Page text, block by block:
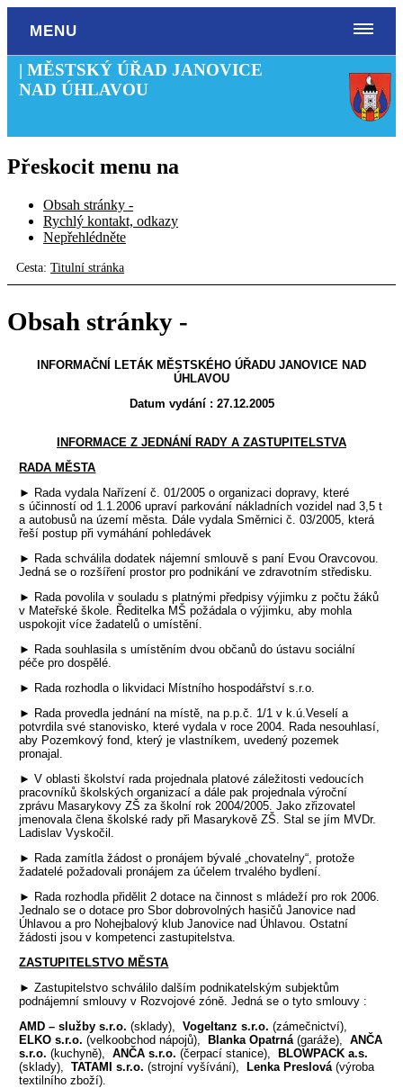
MENU
| MĚSTSKÝ ÚŘAD JANOVICE
NAD ÚHLAVOU
Přeskocit menu na
Obsah stránky -
Rychlý kontakt, odkazy
Nepřehlédněte
Cesta: Titulní stránka
Obsah stránky -
INFORMAČNÍ LETÁK MĚSTSKÉHO ÚŘADU JANOVICE NAD
ÚHLAVOU
Datum vydání : 27.12.2005
INFORMACE Z JEDNÁNÍ RADY A ZASTUPITELSTVA
RADA MĚSTA
► Rada vydala Nařízení č. 01/2005 o organizaci dopravy, které
s účinností od 1.1.2006 upraví parkování nákladních vozidel nad 3,5 t
a autobusů na území města. Dále vydala Směrnici č. 03/2005, která
řeší postup při vymáhání pohledávek
► Rada schválila dodatek nájemní smlouvě s paní Evou Oravcovou.
Jedná se o rozšíření prostor pro podnikání ve zdravotním středisku.
► Rada povolila v souladu s platnými předpisy výjimku z počtu žáků
v Mateřské škole. Ředitelka MŠ požádala o výjimku, aby mohla
uspokojit více žadatelů o umístění.
► Rada souhlasila s umístěním dvou občanů do ústavu sociální
péče pro dospělé.
► Rada rozhodla o likvidaci Místního hospodářství s.r.o.
► Rada provedla jednání na místě, na p.p.č. 1/1 v k.ú.Veselí a
potvrdila své stanovisko, které vydala v roce 2004. Rada nesouhlasí,
aby Pozemkový fond, který je vlastníkem, uvedený pozemek
pronajal.
► V oblasti školství rada projednala platové záležitosti vedoucích
pracovníků školských organizací a dále pak projednala výroční
zprávu Masarykovy ZŠ za školní rok 2004/2005. Jako zřizovatel
jmenovala člena školské rady při Masarykově ZŠ. Stal se jím MVDr.
Ladislav Vyskočil.
► Rada zamítla žádost o pronájem bývalé „chovatelny“, protože
žadatelé požadovali pronájem za účelem trvalého bydlení.
► Rada rozhodla přidělit 2 dotace na činnost s mládeží pro rok 2006.
Jednalo se o dotace pro Sbor dobrovolných hasičů Janovice nad
Úhlavou a pro Nohejbalový klub Janovice nad Úhlavou. Ostatní
žádosti jsou v kompetenci zastupitelstva.
ZASTUPITELSTVO MĚSTA
► Zastupitelstvo schválilo dalším podnikatelským subjektům
podnájemní smlouvy v Rozvojové zóně. Jedná se o tyto smlouvy :
AMD – služby s.r.o. (sklady),Vogeltanz s.r.o.(zámečnictví),
ELKO s.r.o. (velkoobchod nápojů),Blanka Opatrná (garáže),ANČA
s.r.o. (kuchyně),ANČA s.r.o. (čerpací stanice),BLOWPACK a.s.
(sklady),TATAMI s.r.o. (strojní vyšívání),Lenka Preslová (výroba
textilního zboží).